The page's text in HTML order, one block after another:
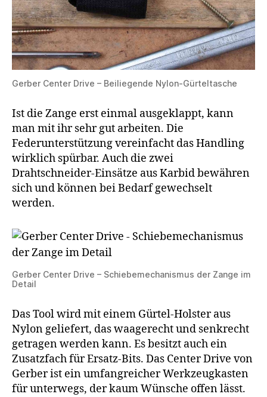
Gerber Center Drive – Beiliegende Nylon-Gürteltasche
Ist die Zange erst einmal ausgeklappt, kann
man mit ihr sehr gut arbeiten. Die
Federunterstützung vereinfacht das Handling
wirklich spürbar. Auch die zwei
Drahtschneider-Einsätze aus Karbid bewähren
sich und können bei Bedarf gewechselt
werden.
Gerber Center Drive – Schiebemechanismus der Zange im
Detail
Das Tool wird mit einem Gürtel-Holster aus
Nylon geliefert, das waagerecht und senkrecht
getragen werden kann. Es besitzt auch ein
Zusatzfach für Ersatz-Bits. Das Center Drive von
Gerber ist ein umfangreicher Werkzeugkasten
für unterwegs, der kaum Wünsche offen lässt.